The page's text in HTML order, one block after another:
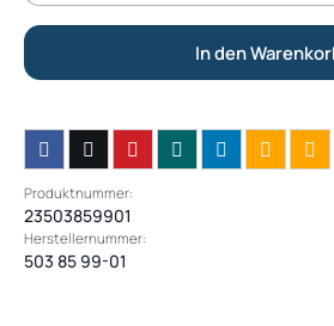
In den
Produktnummer:
23503859901
Herstellernummer:
503 85 99-01